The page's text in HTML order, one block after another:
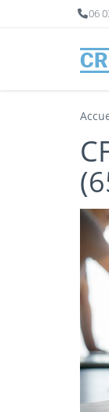
06
Panneau de gestion